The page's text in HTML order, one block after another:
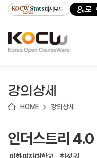
기
기
기
content)
가
대시보드 로
강의상세
HOME 강의상세
인더스트리 4.0